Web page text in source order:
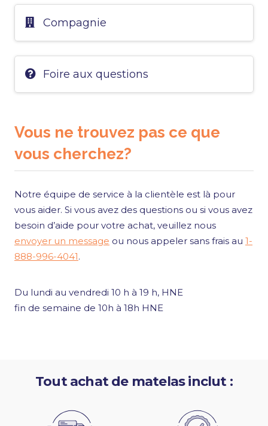
Compagnie
Foire aux questions
Vous ne trouvez pas ce que
vous cherchez?
Notre équipe de service à la clientèle est là pour
vous aider. Si vous avez des questions ou si vous avez
besoin d’aide pour votre achat, veuillez nous
envoyer un message ou nous appeler sans frais au 1-
888-996-4041.
Du lundi au vendredi 10 h à 19 h, HNE
fin de semaine de 10h à 18h HNE
Tout achat de matelas inclut :